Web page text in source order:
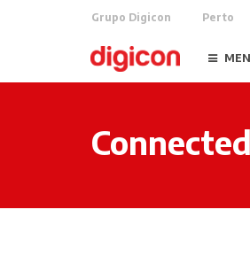
Grupo Digicon Perto